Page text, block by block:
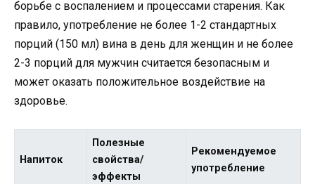
борьбе с воспалением и процессами старения. Как
правило, употребление не более 1-2 стандартных
порций (150 мл) вина в день для женщин и не более
2-3 порций для мужчин считается безопасным и
может оказать положительное воздействие на
здоровье.
Напиток
Полезные
свойства/
эффекты
Рекомендуемое
употребление